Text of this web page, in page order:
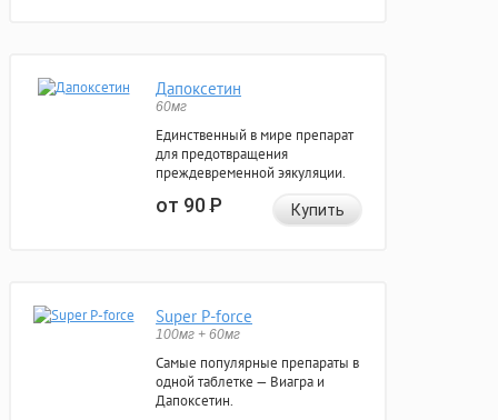
Дапоксетин
60мг
Единственный в мире препарат
для предотвращения
преждевременной эякуляции.
от 90Р Купить
Super P-force
100мг + 60мг
Самые популярные препараты в
одной таблетке — Виагра и
Дапоксетин.